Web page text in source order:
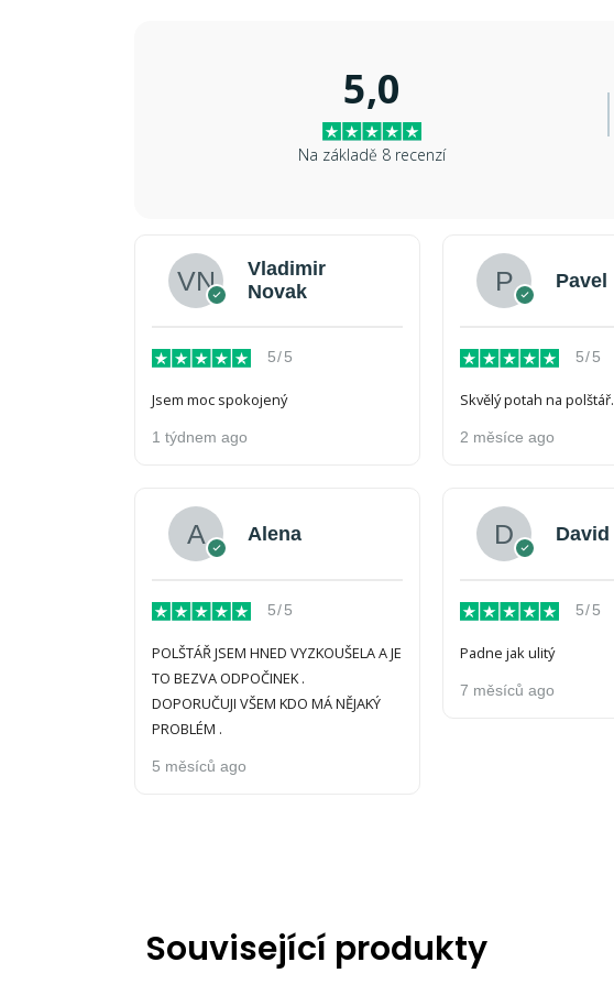
5,0
Na základě 8 recenzí
Vladimir
Novak
5/5
Jsem moc spokojený
1 týdnem ago
Alena
5/5
POLŠTÁŘ JSEM HNED VYZKOUŠELA A JE
TO BEZVA ODPOČINEK .
DOPORUČUJI VŠEM KDO MÁ NĚJAKÝ
PROBLÉM .
5 měsíců ago
Pavel
5/5
Skvělý potah na polštář.
2 měsíce ago
David
5/5
Padne jak ulitý
7 měsíců ago
Související produkty